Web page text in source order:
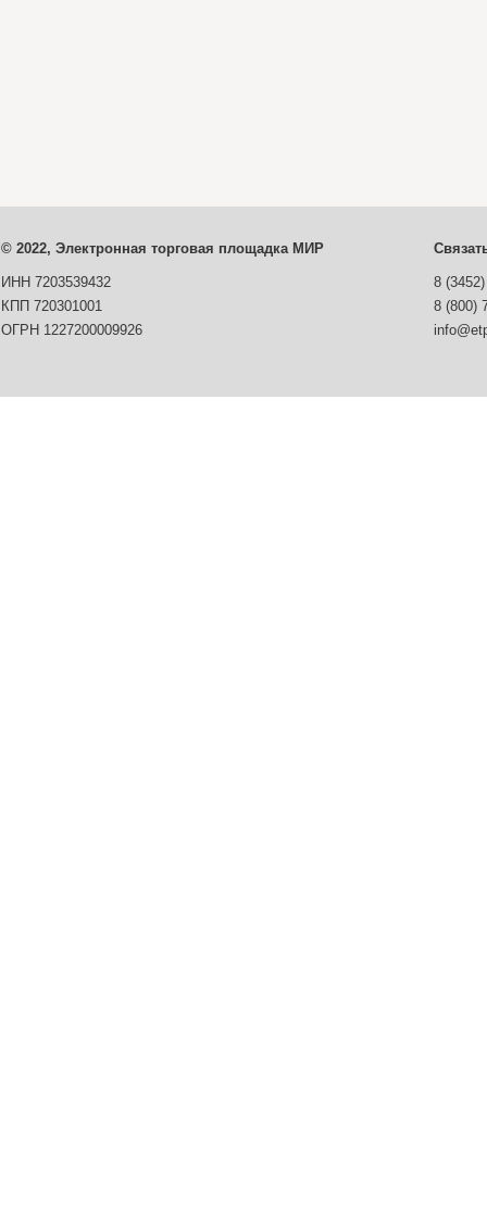
© 2022, Электронная торговая площадка МИР
ИНН 7203539432
8
КПП 720301001
8 (800)
ОГРН 1227200009926